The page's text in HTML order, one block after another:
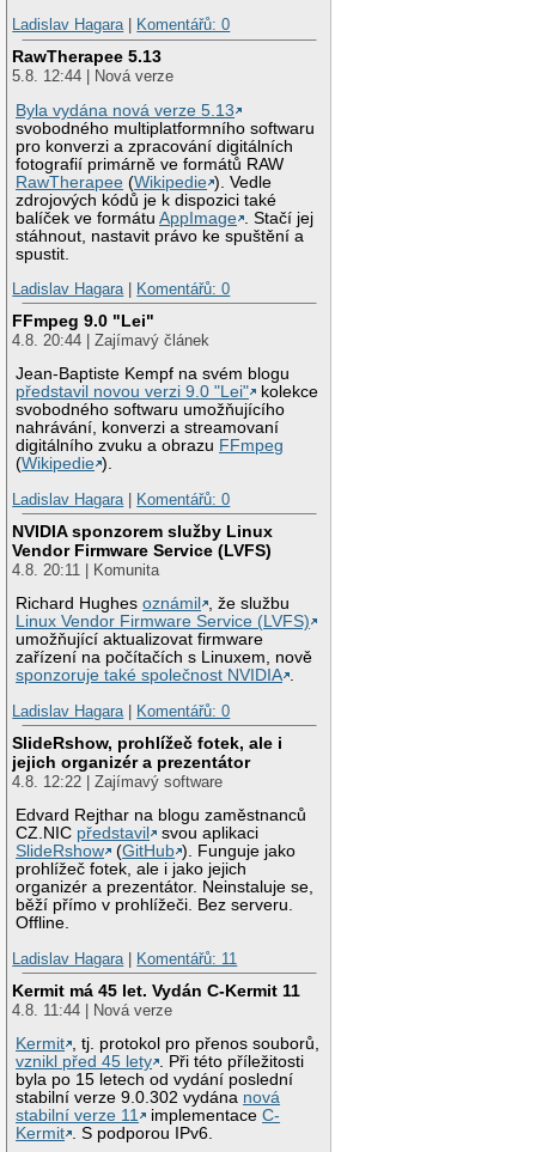
Ladislav Hagara| Komentářů: 0
RawTherapee 5.13
5.8. 12:44 | Nová verze
Byla vydána nová verze 5.13
svobodného multiplatformního softwaru
pro konverzi a zpracování digitálních
fotografií primárně ve formátů RAW
RawTherapee (Wikipedie ). Vedle
zdrojových kódů je k dispozici také
balíček ve formátuAppImage
. Stačí jej
stáhnout, nastavit právo ke spuštění a
spustit.
Ladislav Hagara| Komentářů: 0
FFmpeg 9.0 "Lei"
4.8. 20:44 | Zajímavý článek
Jean-Baptiste Kempf na svém blogu
představil novou verzi 9.0 "Lei"
kolekce
svobodného softwaru umožňujícího
nahrávání, konverzi a streamovaní
digitálního zvuku a obrazu FFmpeg
(Wikipedie ).
Ladislav Hagara| Komentářů: 0
NVIDIA sponzorem služby Linux
Vendor Firmware Service (LVFS)
4.8. 20:11 | Komunita
Richard Hughesoznámil
, že službu
Linux Vendor Firmware Service (LVFS)
umožňující aktualizovat firmware
zařízení na počítačích s Linuxem, nově
sponzoruje také společnost NVIDIA .
Ladislav Hagara| Komentářů: 0
SlideRshow, prohlížeč fotek, ale i
jejich organizér a prezentátor
4.8. 12:22 | Zajímavý software
Edvard Rejthar na blogu zaměstnanců
CZ.NIC představil
svou aplikaci
SlideRshow
(GitHub ). Funguje jako
prohlížeč fotek, ale i jako jejich
organizér a prezentátor. Neinstaluje se,
běží přímo v prohlížeči. Bez serveru.
Offline.
Ladislav Hagara| Komentářů: 11
Kermit má 45 let. Vydán C-Kermit 11
4.8. 11:44 | Nová verze
Kermit , tj. protokol pro přenos souborů,
vznikl před 45 lety . Při této příležitosti
byla po 15 letech od vydání poslední
stabilní verze 9.0.302 vydána nová
stabilní verze 11
implementaceC-
Kermit . S podporou IPv6.